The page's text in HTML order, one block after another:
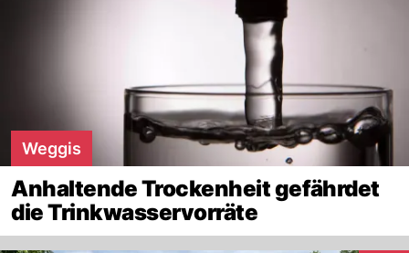
Weggis
Anhaltende Trockenheit gefährdet
die Trinkwasservorräte